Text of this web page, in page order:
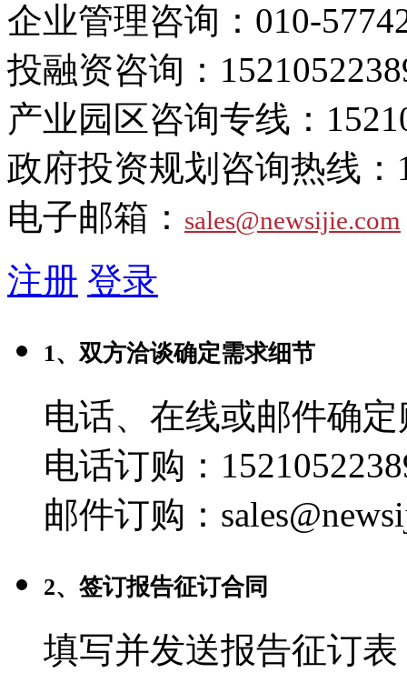
企业管理咨询： 010-
投融资咨询：
产业园区咨询专线：
政府投资规划咨询热线：
电子邮箱： sales@newsijie.com
注册 登录
1、双方洽谈确定需求细节
电话、在线或邮件确
电话订购：
邮件订购：
2、签订报告征订合同
填写并发送报告征订表